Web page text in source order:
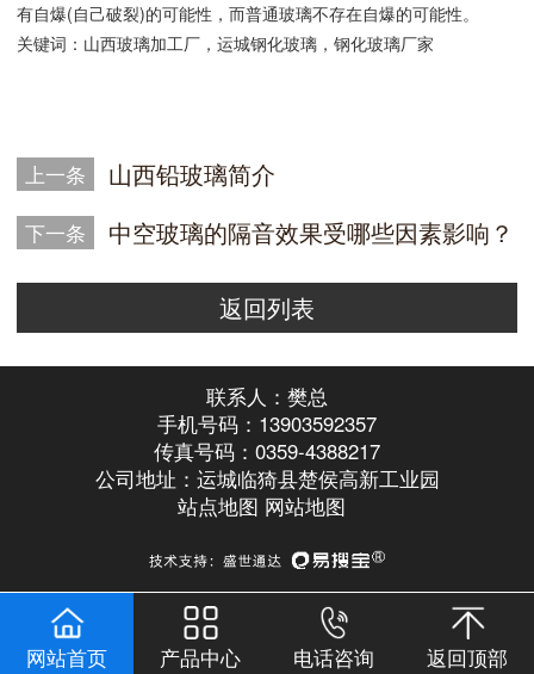
有自爆(自己破裂)的可能性，而普通玻璃不存在自爆的可能性。
关键词：山西玻璃加工厂，运城钢化玻璃，钢化玻璃厂家
上一条 山西铅玻璃简介
下一条 中空玻璃的隔音效果受哪些因素影响？
返回列表
网站首页 产品中心 电话咨询 返回顶部
联系人：樊总
手机号码：13903592357
传真号码：0359-4388217
公司地址：运城临猗县楚侯高新工业园
站点地图 网站地图